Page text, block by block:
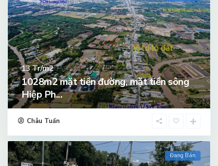
13Tr/m2
1028m2 mặt tiền đường, mặt tiền sông
Hiệp Ph...
Châu Tuấn
Đang Bán